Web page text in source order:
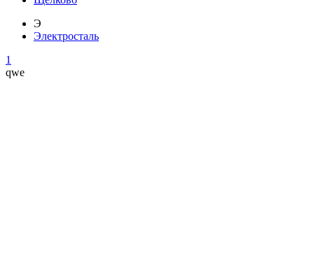
Э
Электросталь
1
qwe